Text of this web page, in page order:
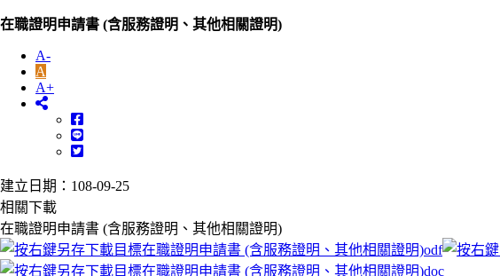
在職證明申請書 (含服務證明、其他相關證明)
A-
A
A+
建立日期：108-09-25
相關下載
在職證明申請書 (含服務證明、其他相關證明)